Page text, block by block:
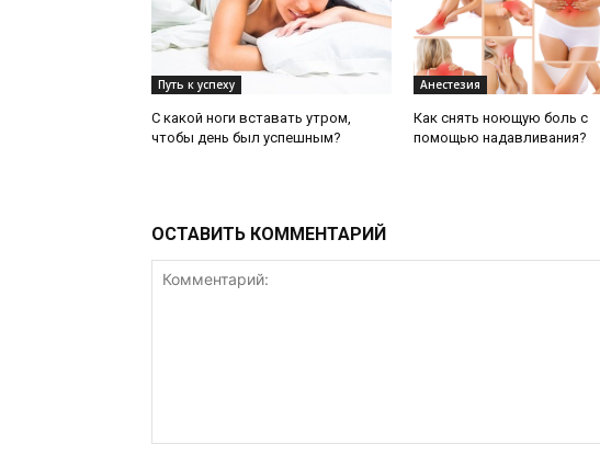
Путь к успеху
С какой ноги вставать утром,
чтобы день был успешным?
Анестезия
Как снять ноющую боль с
помощью надавливания?
ОСТАВИТЬ КОММЕНТАРИЙ